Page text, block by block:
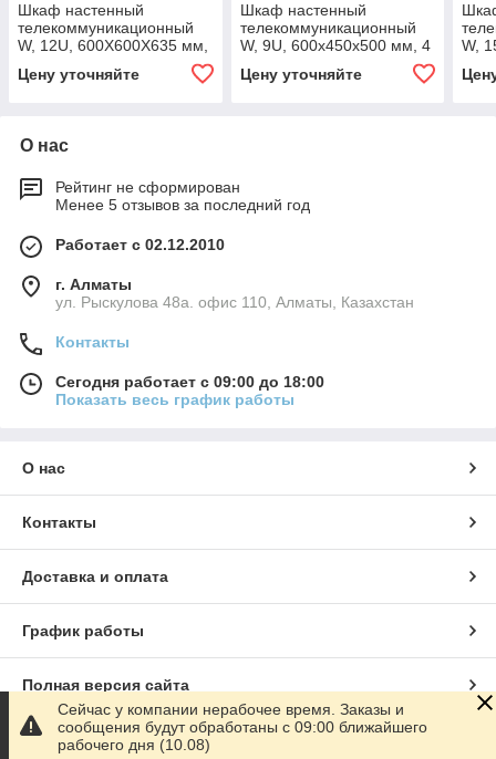
Шкаф настенный
телекоммуникационный
W, 12U, 600Х600Х635 мм,
стеклянная, разобранный,
Цену уточняйте
Шкаф настенный
телекоммуникационный
W, 9U, 600х450х500 мм, 4
стеклянная, разобранный,
Цену уточняйте
W,
О нас
Рейтинг не сформирован
Менее 5 отзывов за последний год
Работает с 02.12.2010
г. Алматы
ул. Рыскулова 48а. офис 110, Алматы, Казахстан
Контакты
Сегодня работает с 09:00 до 18:00
Показать весь график работы
О нас
Контакты
Доставка и оплата
График работы
Полная версия сайта
Сайт создан на маркетплейсе
Сейчас у компании нерабочее время. Заказы и
сообщения будут обработаны с 09:00 ближайшего
рабочего дня (10.08)